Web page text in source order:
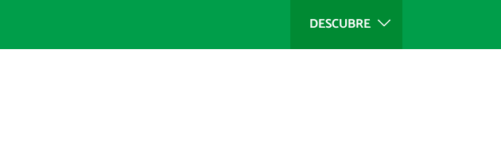
DESCUBRE